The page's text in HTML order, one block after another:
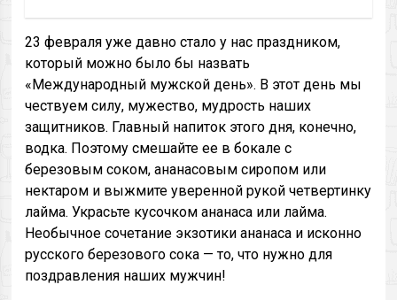
23 февраля уже давно стало у нас праздником,
который можно было бы назвать
«Международный мужской день». В этот день мы
чествуем силу, мужество, мудрость наших
защитников. Главный напиток этого дня, конечно,
водка. Поэтому смешайте ее в бокале с
березовым соком, ананасовым сиропом или
нектаром и выжмите уверенной рукой четвертинку
лайма. Украсьте кусочком ананаса или лайма.
Необычное сочетание экзотики ананаса и исконно
русского березового сока — то, что нужно для
поздравления наших мужчин!